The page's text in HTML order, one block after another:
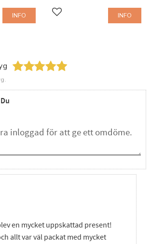
Du
en mycket uppskattad present!
allt var väl packat med mycket
INFO Lägg till i favoriter INFO